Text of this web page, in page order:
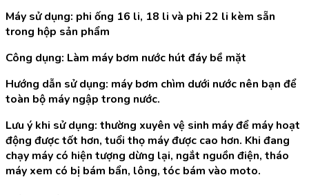
Máy sử dụng: phi ống 16 li, 18 li và phi 22 li kèm sẵn
trong hộp sản phẩm
Công dụng: Làm máy bơm nước hút đáy bề mặt
Hướng dẫn sử dụng: máy bơm chìm dưới nước nên bạn để
toàn bộ máy ngập trong nước.
Lưu ý khi sử dụng: thường xuyên vệ sinh máy để máy hoạt
động được tốt hơn, tuổi thọ máy được cao hơn. Khi đang
chạy máy có hiện tượng dừng lại, ngắt nguồn điện, tháo
máy xem có bị bám bẩn, lông, tóc bám vào moto.